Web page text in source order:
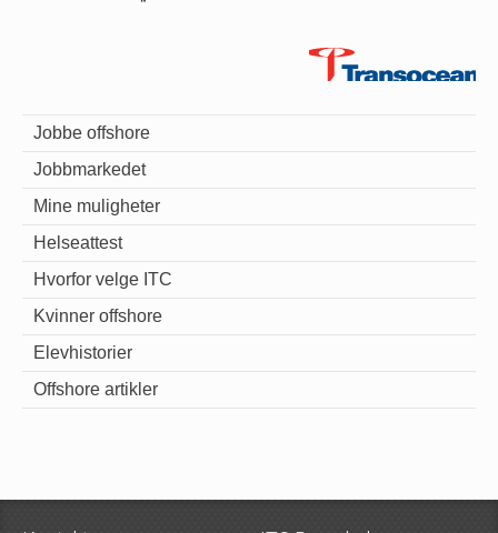
Jobbe offshore
Jobbmarkedet
Mine muligheter
Helseattest
Hvorfor velge ITC
Kvinner offshore
Elevhistorier
Offshore artikler